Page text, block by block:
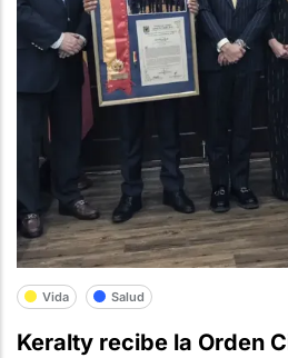
Vida Salud
Keralty recibe la Orden